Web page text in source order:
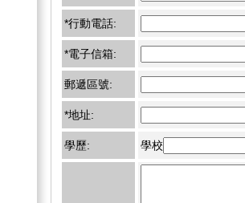
*行動電話:
*電子信箱:
郵遞區號:
*地址:
學歷: 學校